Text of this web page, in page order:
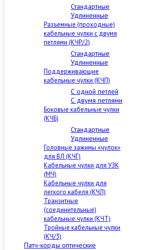
Стандартные
Удлиненные
Разъемные (проходные)
кабельные чулки с двумя
петлями (КЧР/2)
Стандартные
Удлиненные
Поддерживающие
кабельные чулки (КЧП)
С одной петлей
С двумя петлями
Боковые кабельные чулки
(КЧБ)
Стандартные
Удлиненные
Головные зажимы «чулок»
для ВЛ (КЧГ)
Кабельные чулки для УЗК
(МЧ)
Кабельные чулки для
легкого кабеля (КЧЛ)
Транзитные
(соединительные)
кабельные чулки (КЧТ)
Тройные кабельные чулки
(КЧ/3)
Патч-корды оптические